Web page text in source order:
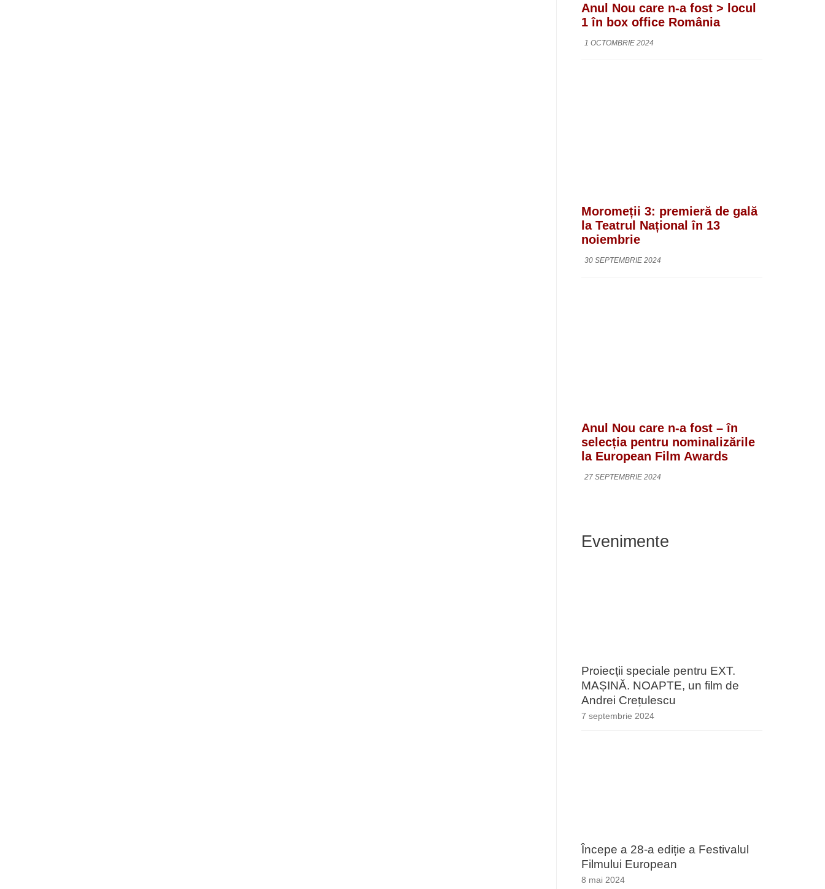
Anul Nou care n-a fost > locul
1 în box office România
1 OCTOMBRIE 2024
Moromeții 3: premieră de gală
la Teatrul Național în 13
noiembrie
30 SEPTEMBRIE 2024
Anul Nou care n-a fost – în
selecția pentru nominalizările
la European Film Awards
27 SEPTEMBRIE 2024
Evenimente
Proiecții speciale pentru EXT.
MAȘINĂ. NOAPTE, un film de
Andrei Crețulescu
7 septembrie 2024
Începe a 28-a ediție a Festivalul
Filmului European
8 mai 2024